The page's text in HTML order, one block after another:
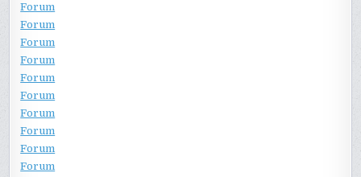
Forum
Forum
Forum
Forum
Forum
Forum
Forum
Forum
Forum
Forum